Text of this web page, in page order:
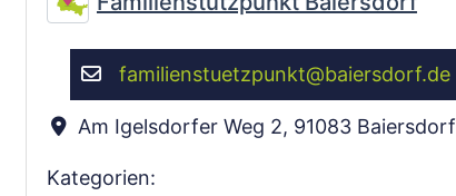
familienstuetzpunkt@baiersdorf.de
Am Igelsdorfer Weg 2, 91083 Baiersdorf
Kategorien: